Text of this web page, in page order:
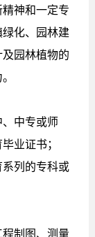
神和一定专
化、园林建
园林植物的
中专或师
业证书；
列的专科或
制图、测量